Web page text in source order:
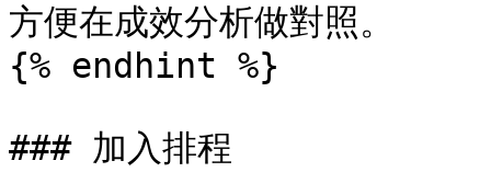
方便在成效分析做對照。
{% endhint %}
### 加入排程